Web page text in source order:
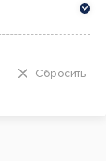
Сбросить